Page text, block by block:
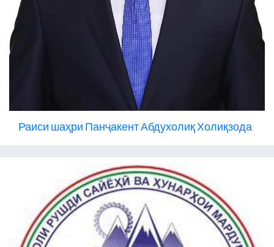
Раиси шаҳри Панҷакент Абдухолиқ Холиқзода